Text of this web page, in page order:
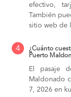
efectivo,
También
sitio web de
4
¿Cuánto
Puerto
El pasaje
Maldonado
7, 2026 en